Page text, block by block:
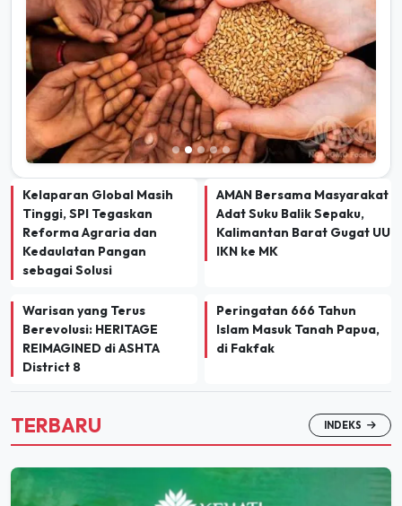
Kelaparan Global Masih
Tinggi, SPI Tegaskan
Reforma Agraria dan
Kedaulatan Pangan
sebagai Solusi
AMAN Bersama Masyarakat
Adat Suku Balik Sepaku,
Kalimantan Barat Gugat UU
IKN ke MK
Warisan yang Terus
REIMAGINED di ASHTA
District 8
di Fakfak
TERBARU INDEKS